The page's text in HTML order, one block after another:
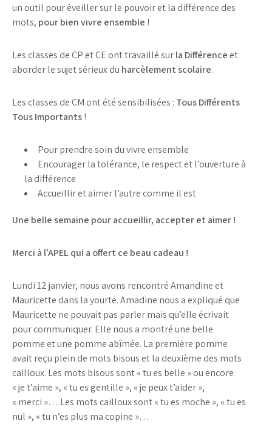
un outil pour éveiller sur le pouvoir et la différence des
mots, pour bien vivre ensemble !
Les classes de CP et CE ont travaillé surla Différence et
aborder le sujet sérieux du harcèlement scolaire.
Les classes de CM ont été sensibilisées : Tous Différents
TousImportants!
Pour prendre soin du vivre ensemble
Encourager la tolérance, le respect et l’ouverture à
la différence
Accueillir et aimer l’autre comme il est
Une belle semaine pour accueillir, accepter et aimer !
Merci à l’APEL qui a offert ce beau cadeau !
Lundi 12 janvier, nous avons rencontré Amandine et
Mauricette dans la yourte. Amadine nous a expliqué que
Mauricette ne pouvait pas parler mais qu’elle écrivait
pour communiquer. Elle nous a montré une belle
pomme et une pomme abîmée. La première pomme
avait reçu plein de mots bisous et la deuxième des mots
cailloux. Les mots bisous sont « tu es belle » ou encore
« je t’aime », « tu es gentille », « je peux t’aider »,
« merci »… Les mots cailloux sont « tu es moche », « tu es
nul », « tu n’es plus ma copine »…